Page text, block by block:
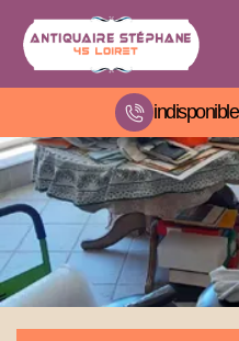
indisponible